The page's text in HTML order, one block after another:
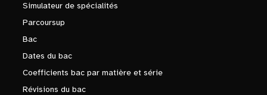
Simulateur de spécialités
Parcoursup
Bac
Dates du bac
Coefficients bac par matière et série
Révisions du bac